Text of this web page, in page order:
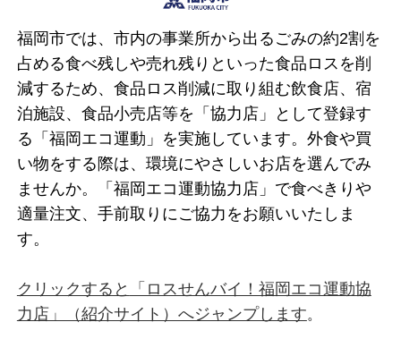
福岡市では、市内の事業所から出るごみの約2割を
占める食べ残しや売れ残りといった食品ロスを削
減するため、食品ロス削減に取り組む飲食店、宿
泊施設、食品小売店等を「協力店」として登録す
る「福岡エコ運動」を実施しています。外食や買
い物をする際は、環境にやさしいお店を選んでみ
ませんか。「福岡エコ運動協力店」で食べきりや
適量注文、手前取りにご協力をお願いいたしま
す。
クリックすると
「ロスせんバイ！福岡エコ運動協
力店」（紹介サイト）へジャンプします。